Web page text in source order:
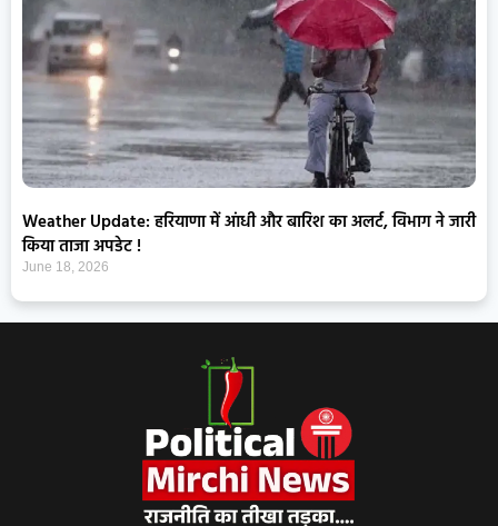
Weather Update: हरियाणा में आंधी और बारिश का अलर्ट, विभाग ने जारी
किया ताजा अपडेट !
June 18, 2026